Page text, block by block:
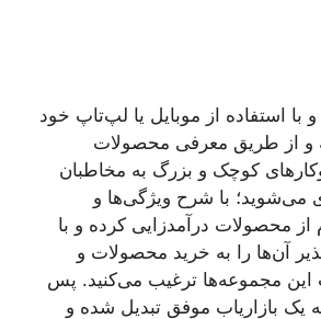
با استفاده از موبایل یا لپ‌تاپ خود
و از طریق معرفی محصولات
کوچک و بزرگ به مخاطبان
با شرح ویژگی‌ها و
از محصولات درآمدزایی کرده و با
آن‌ها را به خرید محصولات و
این مجموعه‌ها ترغیب می‌کنید. پس
یک بازاریاب موفق تبدیل شده و